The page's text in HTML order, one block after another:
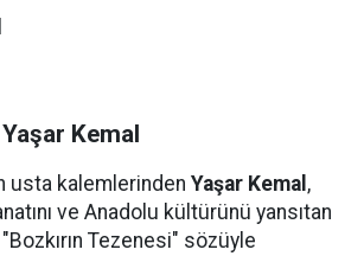
Kemal
usta kalemlerinden Yaşar Kemal ,
ve Anadolu kültürünü yansıtan
Tezenesi" sözüyle